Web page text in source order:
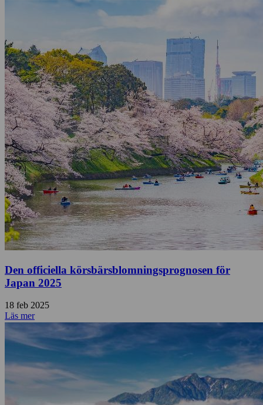
Den officiella körsbärsblomningsprognosen för
Japan 2025
18 feb 2025
Läs mer